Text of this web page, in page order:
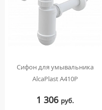
Сифон для умывальника
AlcaPlast A410P
1 306 руб.